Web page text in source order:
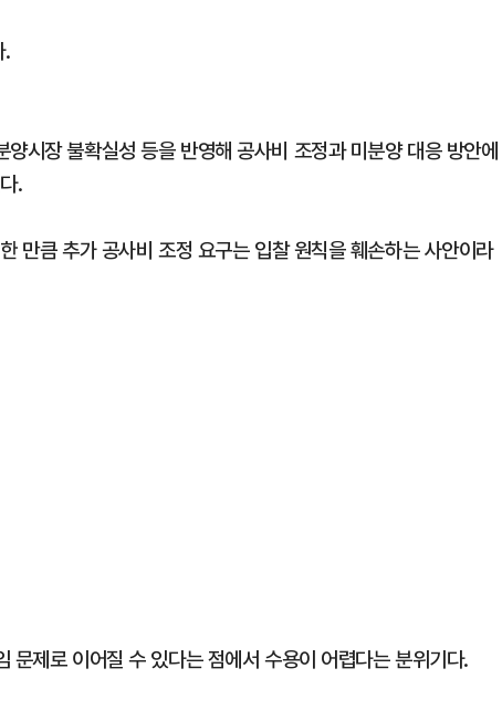
.
시장 불확실성 등을 반영해 공사비 조정과 미분양 대응 방안에
.
만큼 추가 공사비 조정 요구는 입찰 원칙을 훼손하는 사안이라
제로 이어질 수 있다는 점에서 수용이 어렵다는 분위기다.